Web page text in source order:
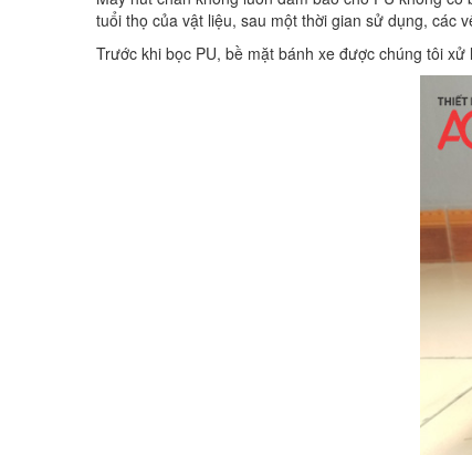
tuổi thọ của vật liệu, sau một thời gian sử dụng, các
Trước khi bọc PU, bề mặt bánh xe được chúng tôi